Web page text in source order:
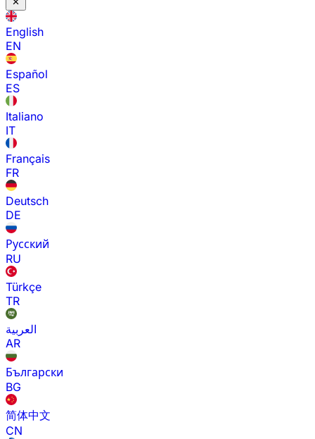
English
EN
Español
ES
Italiano
IT
Français
FR
Deutsch
DE
Русский
RU
Türkçe
TR
العربية
AR
Български
BG
简体中文
CN